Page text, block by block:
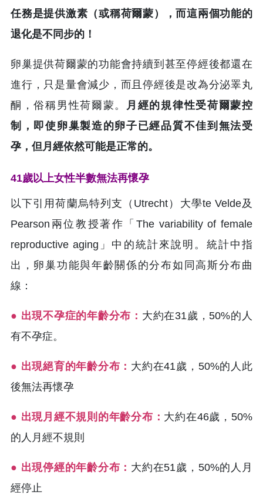
任務是提供激素（或稱荷爾蒙），而這兩個功能的
退化是不同步的！
卵巢提供荷爾蒙的功能會持續到甚至停經後都還在
進行，只是量會減少，而且停經後是改為分泌睪丸
酮，俗稱男性荷爾蒙。 月經的規律性受荷爾蒙控
制，即使卵巢製造的卵子已經品質不佳到無法受
孕，但月經依然可能是正常的。
41歲以上女性半數無法再懷孕
以下引用荷蘭烏特列支（Utrecht）大學te Velde及
Pearson兩位教授著作「The variability of female
reproductive aging」中的統計來說明。統計中指
出，卵巢功能與年齡關係的分布如同高斯分布曲
線：
● 出現不孕症的年齡分布： 大約在31歲，50%的人
有不孕症。
● 出現絕育的年齡分布： 大約在41歲，50%的人此
後無法再懷孕
● 出現月經不規則的年齡分布： 大約在46歲，50%
的人月經不規則
● 出現停經的年齡分布： 大約在51歲，50%的人月
經停止